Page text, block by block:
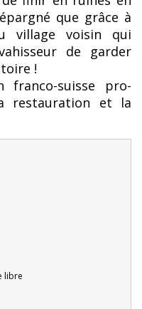
que grâce à
village voisin qui
de garder
!
franco-suisse pro-
restauration et la
libre